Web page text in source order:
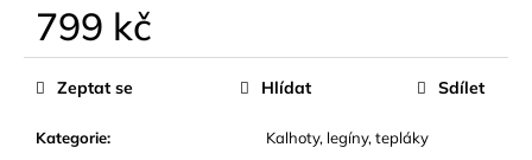
799 kč
Měrná
Kategorie: Kalhoty, legíny, tepláky
Zeptat se Hlídat Sdílet